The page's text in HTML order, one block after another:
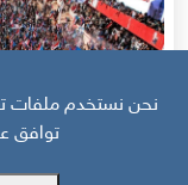
نحن نستخدم ملفات
توافق